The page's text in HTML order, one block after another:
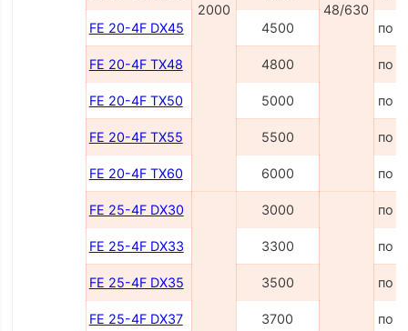
2000 48/630
FE 20-4F DX45 4500 по
FE 20-4F TX48 4800 по
FE 20-4F TX50 5000 по
FE 20-4F TX55 5500 по
FE 20-4F TX60 6000 по
FE 25-4F DX30 3000 по
FE 25-4F DX33 3300 по
FE 25-4F DX35 3500 по
FE 25-4F DX37 3700 по